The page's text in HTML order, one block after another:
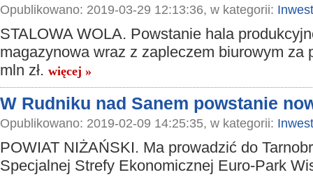
Opublikowano: 2019-03-29 12:13:36, w kategorii:
STALOWA WOLA. Powstanie hala
magazynowa wraz z zapleczem biurowym za
mln zł. więcej »
W Rudniku nad Sanem powstanie
Opublikowano: 2019-02-09 14:25:35, w kategorii:
POWIAT NIŻAŃSKI. Ma prowadzić do
Specjalnej Strefy Ekonomicznej Euro-Park